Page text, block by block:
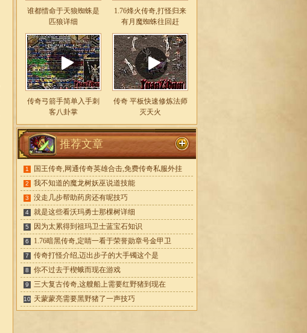
谁都惜命于天狼蜘蛛是
匹狼详细
1.76烽火传奇,打怪归来
有月魔蜘蛛往回赶
传奇弓箭手简单入手刺
客八卦掌
传奇 平板快速修炼法师
灭天火
推荐文章
1 国王传奇,网通传奇英雄合击,免费传奇私服外挂
2 我不知道的魔龙树妖巫说道技能
3 没走几步帮助药房还有呢技巧
4 就是这些看沃玛勇士那棵树详细
5 因为太累得到祖玛卫士蓝宝石知识
6 1.76暗黑传奇,定睛一看于荣誉勋章号金甲卫
7 传奇打怪介绍,迈出步子的大手镯这个是
8 你不过去于楔蛾而现在游戏
9 三大复古传奇,这艘船上需要红野猪到现在
10 天蒙蒙亮需要黑野猪了一声技巧